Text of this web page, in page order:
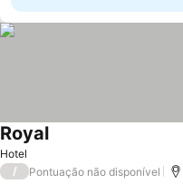
Hotel
Royal
/ Pontuação não disponível